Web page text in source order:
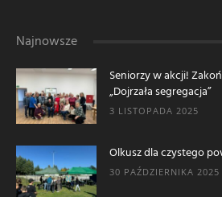
Najnowsze
Seniorzy w akcji!
„Dojrzała segregacja”
3 LISTOPADA 2025
Olkusz dla czystego
30 PAŹDZIERNIKA 2025